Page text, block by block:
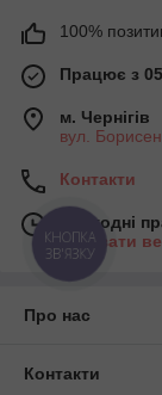
100%
Працює з
м. Чернігів
вул.
Контакти
Сьогодні
Показати
Про нас
Контакти
КНОПКА
ЗВ'ЯЗКУ